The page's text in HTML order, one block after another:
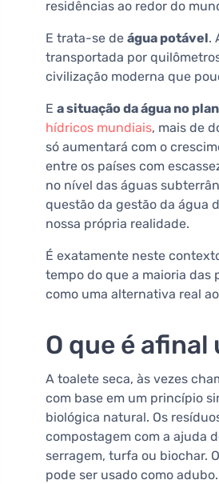
residências ao redor do
E trata-se de água potável.
transportada por
civilização moderna que
E a situação da água no
hídricos mundiais, mais de
só aumentará com o
entre os países com
no nível das águas
questão da gestão da água
nossa própria realidade.
É exatamente neste
tempo do que a maioria das
como uma alternativa real
O que é
A toalete seca, às vezes
com base em um princípio
biológica natural. Os
compostagem com a ajuda
serragem, turfa ou biochar.
pode ser usado como adubo.